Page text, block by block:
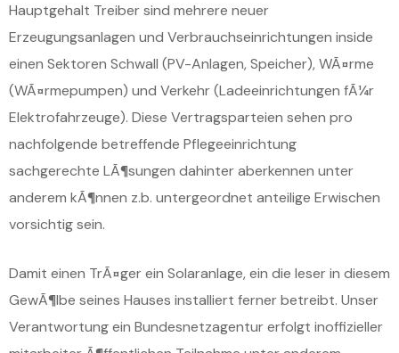
Hauptgehalt Treiber sind mehrere neuer
Erzeugungsanlagen und Verbrauchseinrichtungen inside
einen Sektoren Schwall (PV-Anlagen, Speicher), WÃ¤rme
(WÃ¤rmepumpen) und Verkehr (Ladeeinrichtungen fÃ¼r
Elektrofahrzeuge). Diese Vertragsparteien sehen pro
nachfolgende betreffende Pflegeeinrichtung
sachgerechte LÃ¶sungen dahinter aberkennen unter
anderem kÃ¶nnen z.b. untergeordnet anteilige Erwischen
vorsichtig sein.
Damit einen TrÃ¤ger ein Solaranlage, ein die leser in diesem
GewÃ¶lbe seines Hauses installiert ferner betreibt. Unser
Verantwortung ein Bundesnetzagentur erfolgt inoffizieller